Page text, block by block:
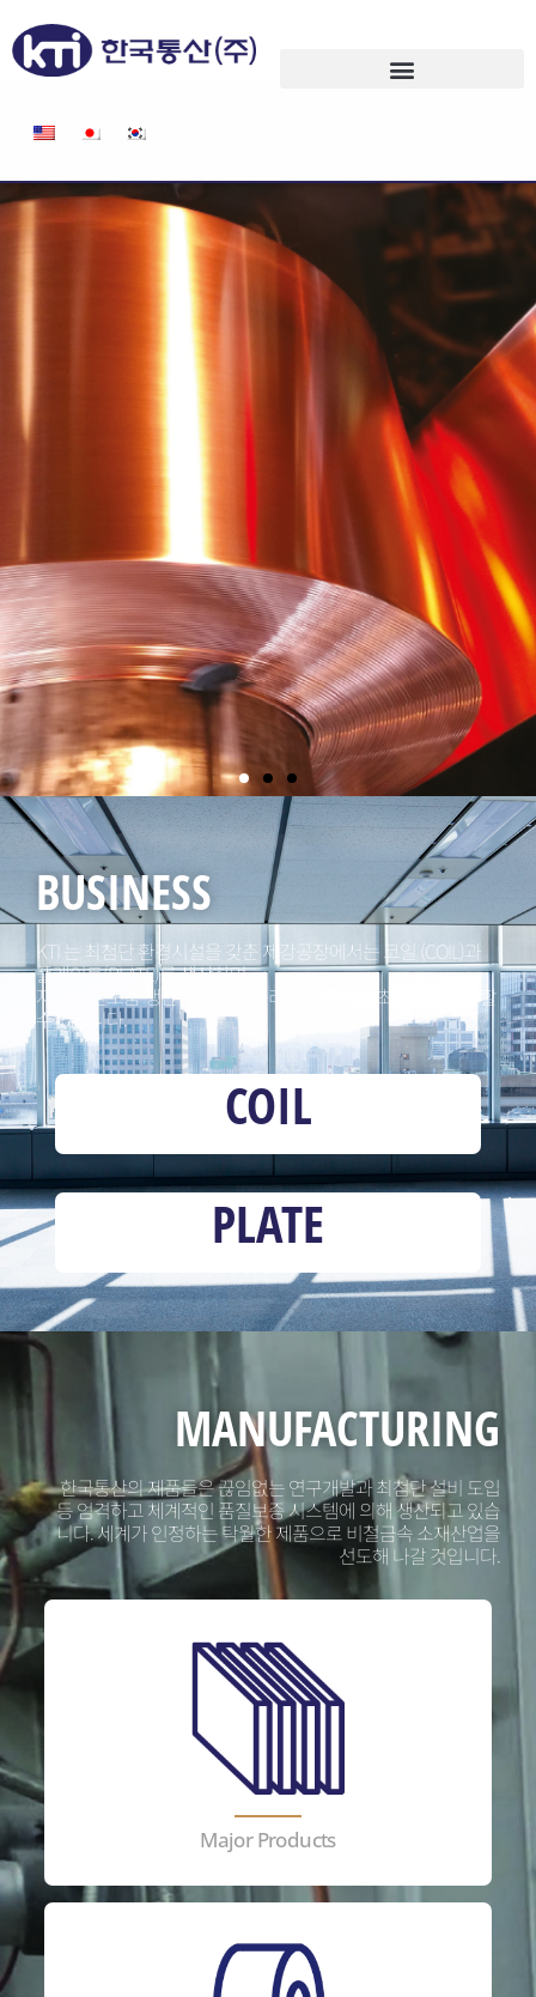
BEST
TECHNOLOGY
With the world's best
We prepare for a successful
tomorrow with customers.
BUSINESS
KTI 는 최첨단 환경시설을 갖춘 제강공장에서는 코일 (COIL)과
플레이트(PLATE)를 생산하며,
자유형 단조품 생산에 쓰이는 구리는 소형에서 초대형을 생산할
수 있습니다.
COIL
PLATE
MANUFACTURING
한국통산의 제품들은 끊임없는 연구개발과 최첨단 설비 도입
등 엄격하고 체계적인 품질보증 시스템에 의해 생산되고 있습
니다. 세계가 인정하는 탁월한 제품으로 비철금속 소재산업을
선도해 나갈 것입니다.
Major Products